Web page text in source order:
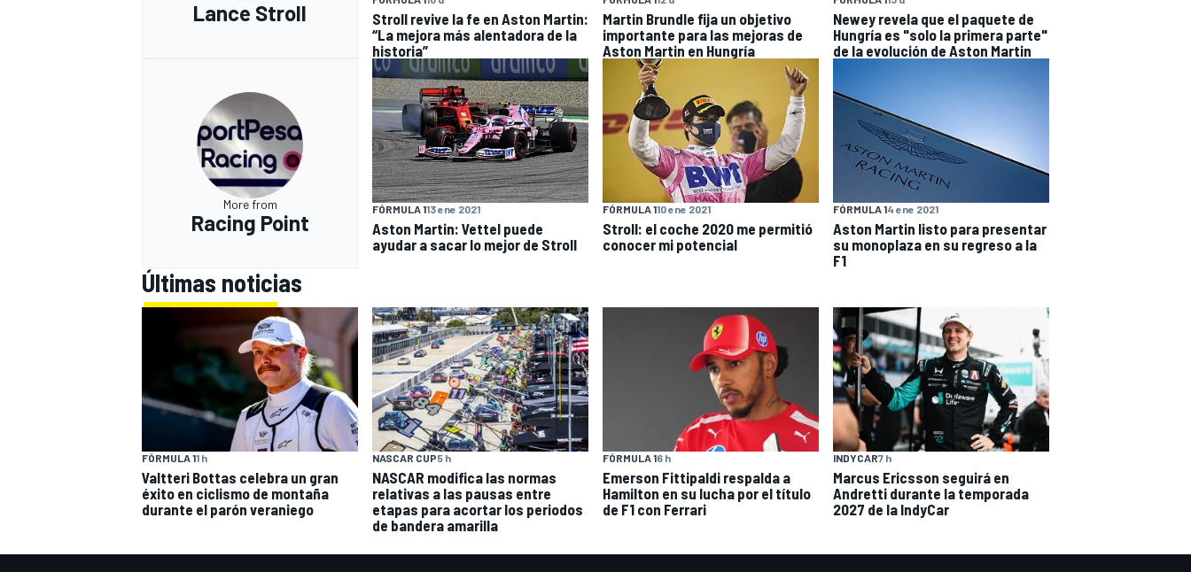
Lance Stroll
Stroll revive la fe en Aston Martin:
“La mejora más alentadora de la
historia”
Martin Brundle fija un objetivo
importante para las mejoras de
Aston Martin en Hungría
Newey revela que el paquete de
Hungría es "solo la primera parte"
de la evolución de Aston Martin
More from
Racing Point
FÓRMULA 113 ene 2021
Aston Martin: Vettel puede
ayudar a sacar lo mejor de Stroll
FÓRMULA 110 ene 2021
Stroll: el coche 2020 me permitió
conocer mi potencial
FÓRMULA 14 ene 2021
Aston Martin listo para presentar
su monoplaza en su regreso a la
F1
Últimas noticias
FÓRMULA 11 h
Valtteri Bottas celebra un gran
éxito en ciclismo de montaña
durante el parón veraniego
NASCAR CUP5 h
NASCAR modifica las normas
relativas a las pausas entre
etapas para acortar los periodos
de bandera amarilla
FÓRMULA 16 h
Emerson Fittipaldi respalda a
Hamilton en su lucha por el título
de F1 con Ferrari
INDYCAR7 h
Marcus Ericsson seguirá en
Andretti durante la temporada
2027 de la IndyCar